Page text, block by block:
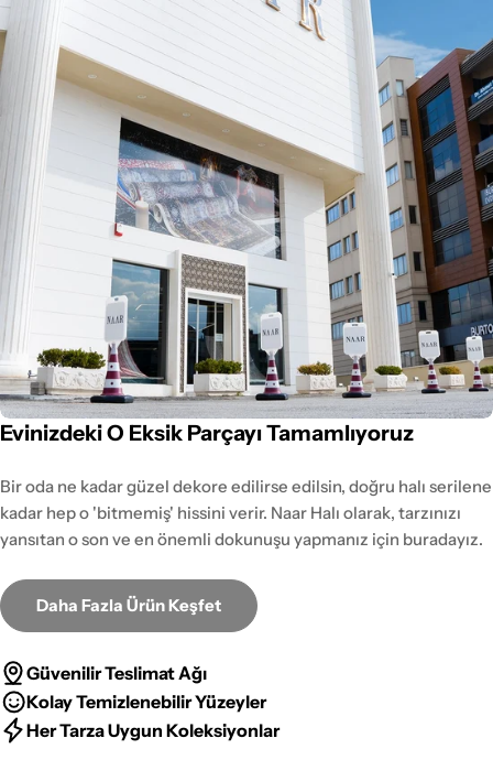
Evinizdeki O Eksik Parçayı Tamamlıyoruz
Bir oda ne kadar güzel dekore edilirse edilsin, doğru halı serilene
kadar hep o 'bitmemiş' hissini verir. Naar Halı olarak, tarzınızı
yansıtan o son ve en önemli dokunuşu yapmanız için buradayız.
Daha Fazla Ürün Keşfet
Güvenilir Teslimat Ağı
Kolay Temizlenebilir Yüzeyler
Her Tarza Uygun Koleksiyonlar